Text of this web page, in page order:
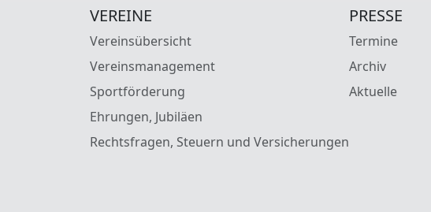
VEREINE
Vereinsübersicht
Vereinsmanagement
Sportförderung
Ehrungen, Jubiläen
Rechtsfragen, Steuern und Versicherungen
PRESSE
Termine
Archiv
Aktuelle